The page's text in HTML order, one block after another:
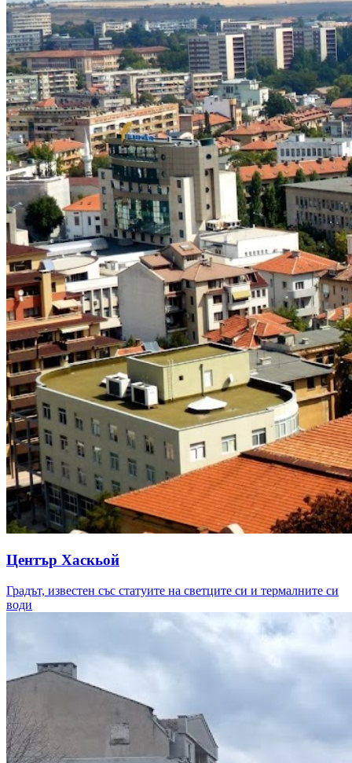
Център Хаскьой
Градът, известен със статуите на светците си и термалните си
води